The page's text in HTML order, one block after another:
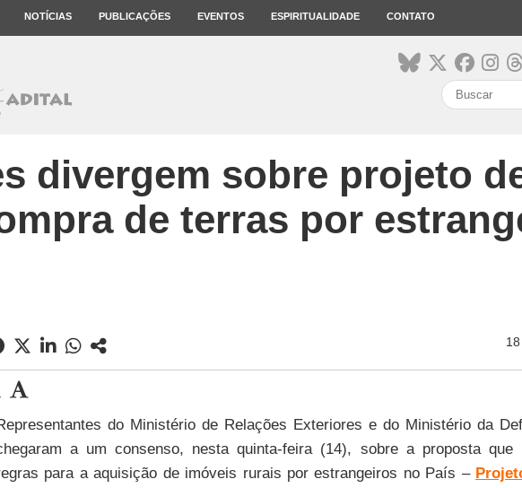
NOTÍCIAS PUBLICAÇÕES EVENTOS ESPIRITUALIDADE CONTATO
divergem sobre projeto
de terras por
do Ministério de Relações Exteriores e do Ministério da
a um consenso, nesta quinta-feira (14), sobre a proposta que
para a aquisição de imóveis rurais por estrangeiros no País –